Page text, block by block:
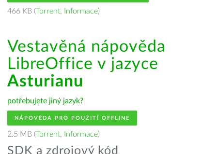
466 KB (Torrent, Informace)
Vestavěná nápověda
LibreOffice v jazyce
Asturianu
potřebujete jiný jazyk?
NÁPOVĚDA PRO POUŽITÍ OFFLINE
2.5 MB (Torrent, Informace)
SDK a zdrojový kód